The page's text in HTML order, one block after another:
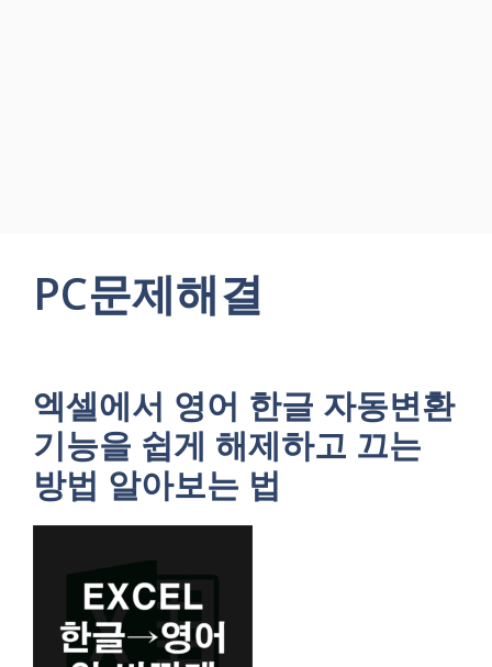
PC문제해결
엑셀에서 영어 한글 자동변환
기능을 쉽게 해제하고 끄는
방법 알아보는 법